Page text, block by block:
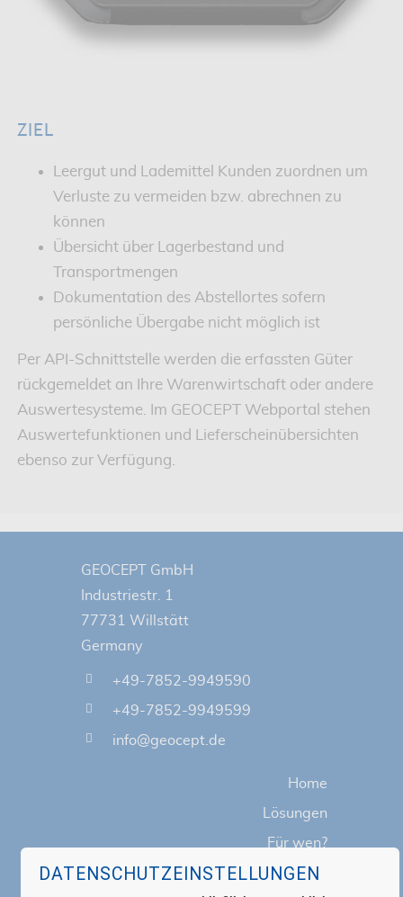
ZIEL
Leergut und Lademittel Kunden zuordnen um
Verluste zu vermeiden bzw. abrechnen zu
können
Übersicht über Lagerbestand und
Transportmengen
Dokumentation des Abstellortes sofern
persönliche Übergabe nicht möglich ist
Per API-Schnittstelle werden die erfassten Güter
rückgemeldet an Ihre Warenwirtschaft oder andere
Auswertesysteme. Im GEOCEPT Webportal stehen
Auswertefunktionen und Lieferscheinübersichten
ebenso zur Verfügung.
GEOCEPT GmbH
Industriestr. 1
77731 Willstätt
Germany
+49-7852-9949590
+49-7852-9949599
info@geocept.de
Home
Lösungen
Für wen?
Hilfe
DATENSCHUTZEINSTELLUNGEN